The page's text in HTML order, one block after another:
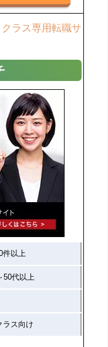
ラス専用転職サ
件以上
50代以上
ラス向け